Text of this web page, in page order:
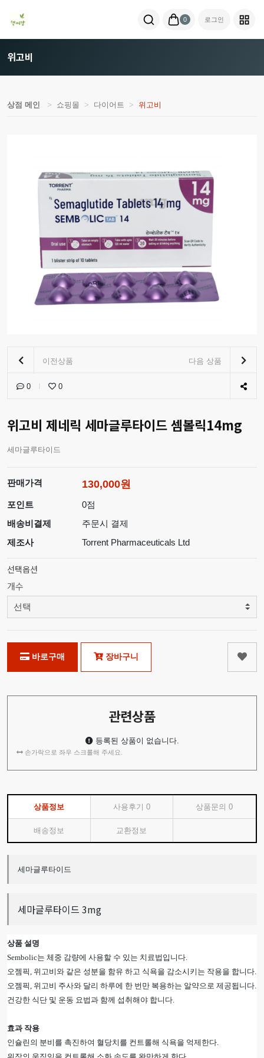
0 로그인
위고비
상점 메인 쇼핑몰 다이어트 위고비
이전상품 다음 상품
0 0
위고비 제네릭 세마글루타이드 셈볼릭14mg
세마글루타이드
판매가격 130,000원
포인트
0점
배송비결제
주문시 결제
제조사
Torrent Pharmaceuticals Ltd
선택옵션
개수
바로구매 장바구니
관련상품
등록된 상품이 없습니다.
손가락으로 좌우 스크롤해 주세요.
상품정보 사용후기 0 상품문의0
배송정보 교환정보
세마글루타이드
세마글루타이드 3mg
상품 설명
Sembolic는 체중 감량에 사용할 수 있는 치료법입니다.
오젬픽, 위고비와 같은 성분을 함유 하고 식욕을 감소시키는 작용을 합니다.
오젬픽, 위고비 주사와 달리 하루에 한 번만 복용하는 알약으로 제공됩니다.
건강한 식단 및 운동 요법과 함께 섭취해야 합니다.
효과 작용
인슐린의 분비를 촉진하여 혈당치를 컨트롤해 식욕을 억제한다.
위장의 움직임을 컨트롤해 소화 속도를 완만하게 한다